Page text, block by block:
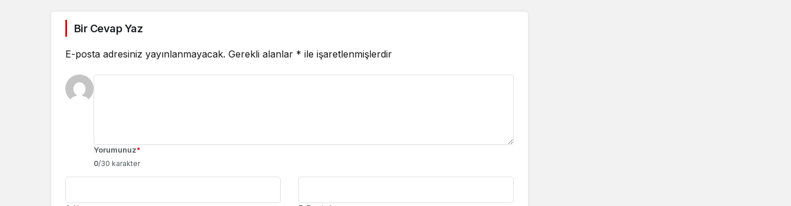
Bir Cevap Yaz
E-posta adresiniz yayınlanmayacak. Gerekli alanlar * ile işaretlenmişlerdir
Yorumunuz*
0/30 karakter